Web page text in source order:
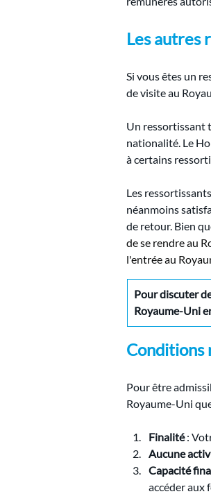
Les autres
Si vous êtes un
de visite au
Un ressortissant
nationalité. Le
à certains
Les
néanmoins
de retour. Bien
de se rendre au
l'entrée au
Pour discuter
Royaume-Uni
Conditions
Pour être
Royaume-Uni
Finalité :
Aucune
Capacité
accéder aux